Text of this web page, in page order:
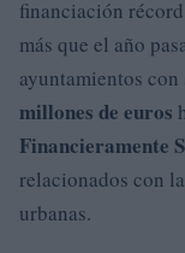
financiación
más que el año
ayuntamientos
millones de euros
Financieramente
relacionados con
urbanas.